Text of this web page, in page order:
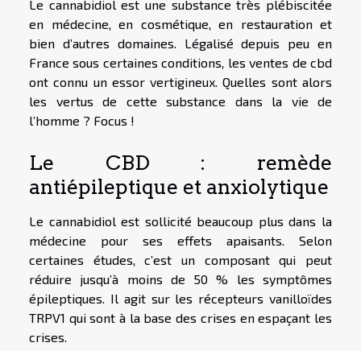
Le cannabidiol est une substance très plébiscitée
en médecine, en cosmétique, en restauration et
bien d’autres domaines. Légalisé depuis peu en
France sous certaines conditions, les ventes de cbd
ont connu un essor vertigineux. Quelles sont alors
les vertus de cette substance dans la vie de
l’homme ? Focus !
Le CBD : remède
antiépileptique et anxiolytique
Le cannabidiol est sollicité beaucoup plus dans la
médecine pour ses effets apaisants. Selon
certaines études, c’est un composant qui peut
réduire jusqu’à moins de 50 % les symptômes
épileptiques. Il agit sur les récepteurs vanilloïdes
TRPV1 qui sont à la base des crises en espaçant les
crises.